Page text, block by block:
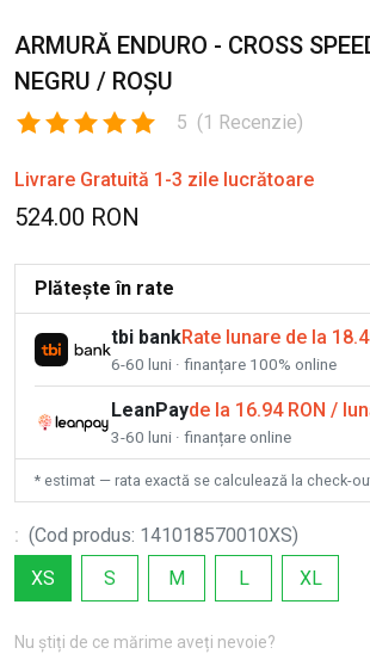
ARMURĂ ENDURO - CROSS
NEGRU / ROȘU
5 (1 Recenzie)
Livrare Gratuită 1-3 zile lucrătoare
524.00 RON
Plătește în rate
tbi bankRate lunare de la
6-60 luni · finanțare 100% online
LeanPayde la 16.94 RON /
3-60 luni · finanțare online
* estimat — rata exactă se calculează la check-
: (Cod produs: 141018570010XS)
XS
S M L XL
Nu știți de ce mărime aveți nevoie?